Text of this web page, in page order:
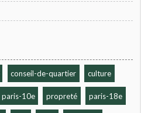
conseil-de-quartier culture
paris-10e propreté paris-18e